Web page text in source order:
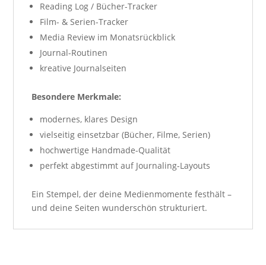
Reading Log / Bücher-Tracker
Film- & Serien-Tracker
Media Review im Monatsrückblick
Journal-Routinen
kreative Journalseiten
Besondere Merkmale:
modernes, klares Design
vielseitig einsetzbar (Bücher, Filme, Serien)
hochwertige Handmade-Qualität
perfekt abgestimmt auf Journaling-Layouts
Ein Stempel, der deine Medienmomente festhält –
und deine Seiten wunderschön strukturiert.